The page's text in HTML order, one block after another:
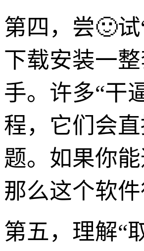
第四，尝🙂
下载安装一
手。许多“干
程，它们会
题。如果你
那么这个软
第五，理解“